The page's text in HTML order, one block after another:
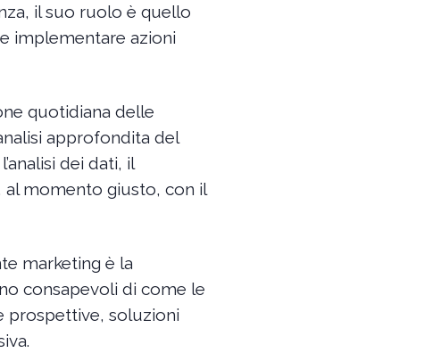
il suo ruolo è quello
implementare azioni
quotidiana delle
approfondita del
dei dati, il
momento giusto, con il
marketing è la
consapevoli di come le
prospettive, soluzioni